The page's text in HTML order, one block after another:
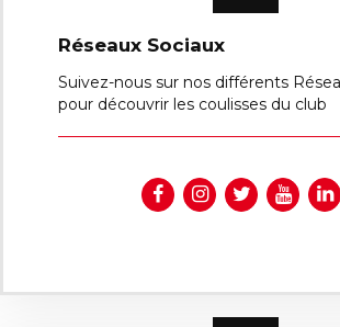
Réseaux Sociaux
Suivez-nous sur nos différents
pour découvrir les coulisses du club